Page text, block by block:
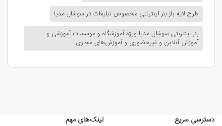
طرح لایه باز بنر اینترنتی مخصوص تبلیغات در سوشال مدیا
بنر اینترنتی سوشال مدیا ویژه آموزشگاه و موسسات آموزشی و
آموزش آنلاین و غیرحضوری و آموزش‌های مجازی
دسترسی سریع لینک‌های مهم